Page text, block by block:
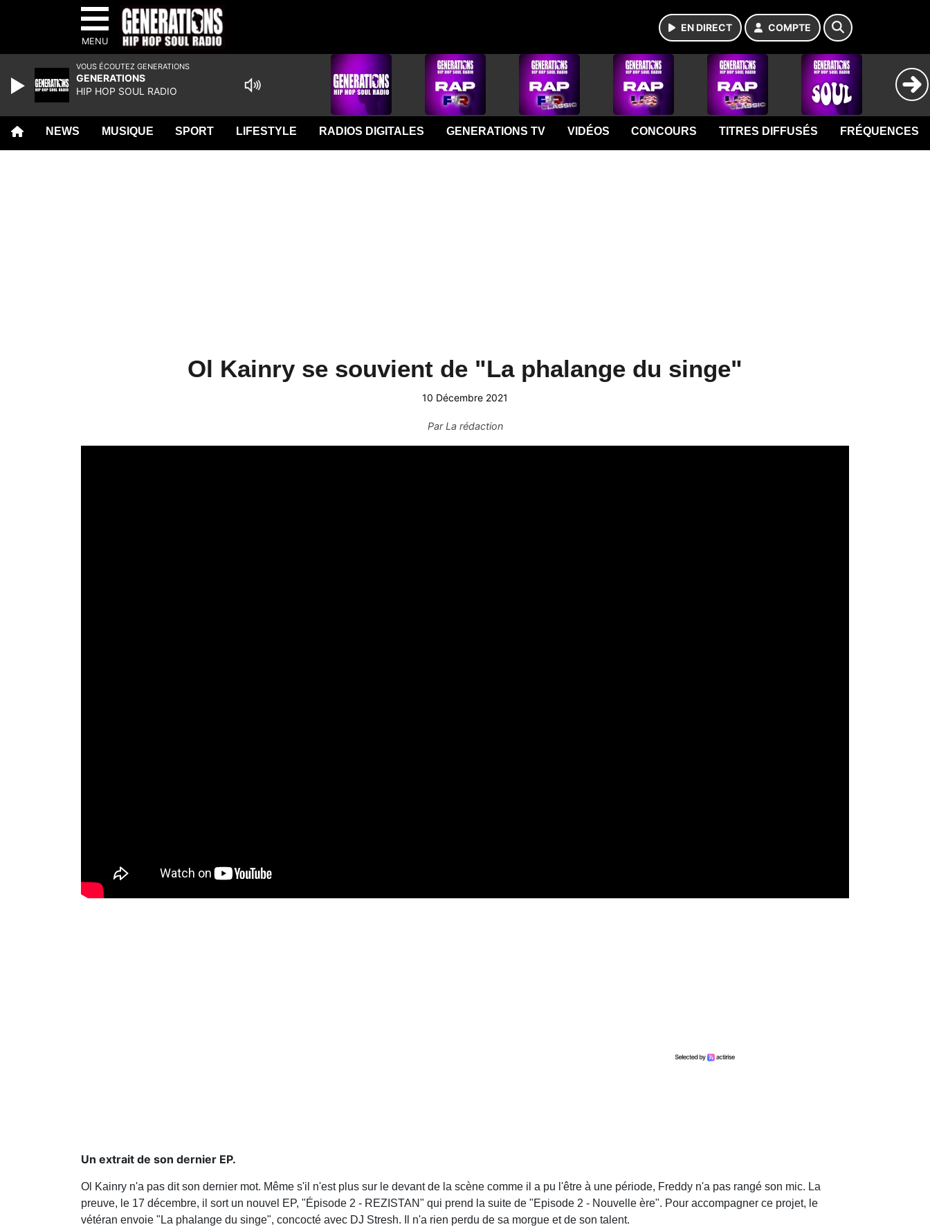
MENU
EN DIRECT COMPTE
NEWS MUSIQUE SPORT LIFESTYLE RADIOS DIGITALES GENERATIONS TV VIDÉOS CONCOURS TITRES DIFFUSÉS FRÉQUENCES
Ol Kainry se souvient de "La phalange du singe"
10 Décembre 2021
ParLa rédaction
Un extrait de son dernier EP.
Ol Kainry n'a pas dit son dernier mot. Même s'il n'est plus sur le devant de la scène comme il a pu l'être à une période, Freddy n'a pas rangé son mic. La
preuve, le 17 décembre, il sort un nouvel EP, "Épisode 2 - REZISTAN" qui prend la suite de "Episode 2 - Nouvelle ère". Pour accompagner ce projet, le
vétéran envoie "La phalange du singe", concocté avec DJ Stresh. Il n'a rien perdu de sa morgue et de son talent.
VOUS ÉCOUTEZ GENERATIONS
GENERATIONS
HIP HOP SOUL RADIO